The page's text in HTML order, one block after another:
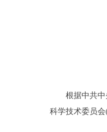
政民互动
根据中共中央
科学技术委员